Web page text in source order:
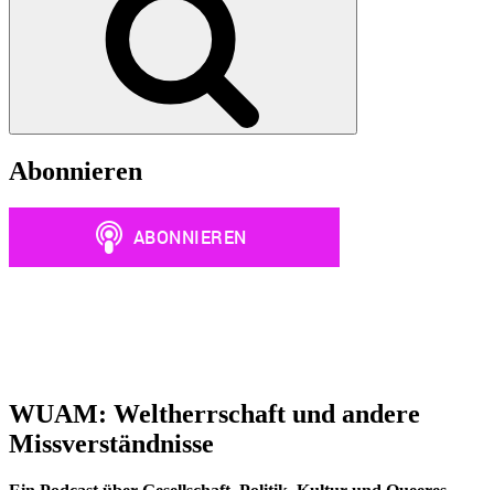
Abonnieren
WUAM: Weltherrschaft und andere
Missverständnisse